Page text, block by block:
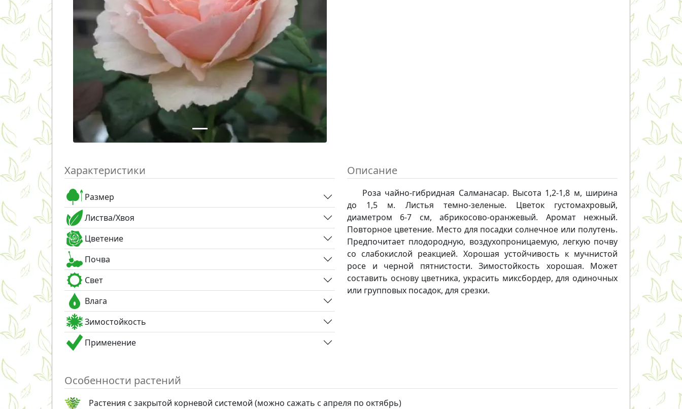
Характеристики
Размер
Листва/Хвоя
Цветение
Почва
Свет
Влага
Зимостойкость
Применение
Описание
Роза чайно-гибридная Салманасар. Высота 1,2-1,8 м, ширина
до 1,5 м. Листья темно-зеленые. Цветок густомахровый,
диаметром 6-7 см, абрикосово-оранжевый. Аромат нежный.
Повторное цветение. Место для посадки солнечное или полутень.
Предпочитает плодородную, воздухопроницаемую, легкую почву
со слабокислой реакцией. Хорошая устойчивость к мучнистой
росе и черной пятнистости. Зимостойкость хорошая. Может
составить основу цветника, украсить миксбордер, для одиночных
или групповых посадок, для срезки.
Особенности растений
Растения с закрытой корневой системой (можно сажать с апреля по октябрь)